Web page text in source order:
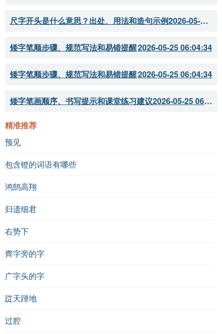
尺字开头是什么意思？出处、用法和造句示例 2026-05-28 18:18:05
矮字笔顺步骤、规范写法和易错提醒2026-05-25 06:04:34
矮字笔顺步骤、规范写法和易错提醒2026-05-25 06:04:34
矮字笔画顺序、书写提示和课堂练习建议 2026-05-25 06:04:33
精准推荐
预见
包含镫的词语有哪些
鸿鹄高翔
归遗细君
右势下
齊字旁的字
广字头的字
踨天蹐地
过腔